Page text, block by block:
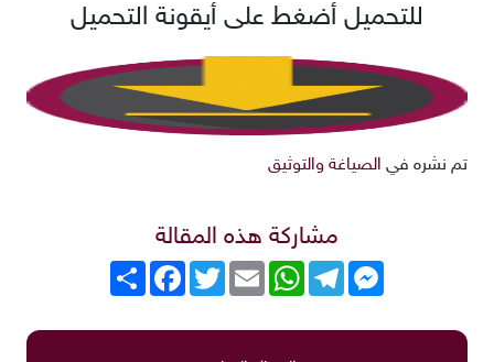
للتحميل أضغط على أيقونة التحميل
تم نشره في الصياغة والتوثيق
مشاركة هذه المقالة
انشر
FacebookTwitterEmail
WhatsAppTelegram
Messenger